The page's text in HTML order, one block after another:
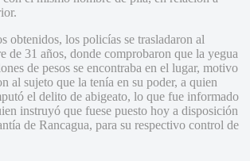
obtenidos, los policías se trasladaron al
de 31 años, donde comprobaron que la yegua
de pesos se encontraba en el lugar, motivo
al sujeto que la tenía en su poder, a quien
el delito de abigeato, lo que fue informado
instruyó que fuese puesto hoy a disposición
de Rancagua, para su respectivo control de